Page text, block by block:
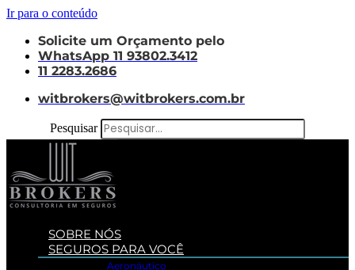
Ir para o conteúdo
Solicite um Orçamento pelo
WhatsApp 11 93802.3412
11 2283.2686
witbrokers@witbrokers.com.br
Pesquisar
SOBRE NÓS
SEGUROS PARA VOCÊ
Aeronáutico